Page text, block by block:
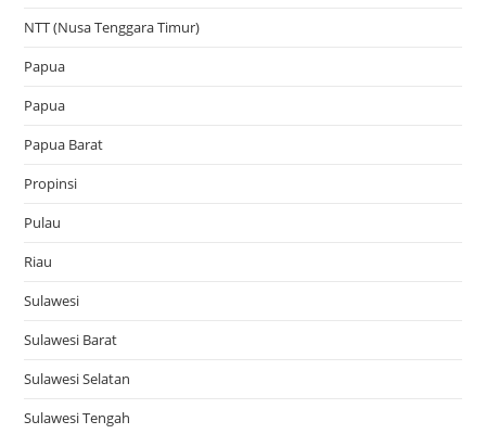
NTT (Nusa Tenggara Timur)
Papua
Papua
Papua Barat
Propinsi
Pulau
Riau
Sulawesi
Sulawesi Barat
Sulawesi Selatan
Sulawesi Tengah